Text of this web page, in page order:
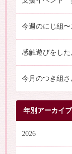
今週のにじ組
今月のつき組
年別アーカイブ
2026